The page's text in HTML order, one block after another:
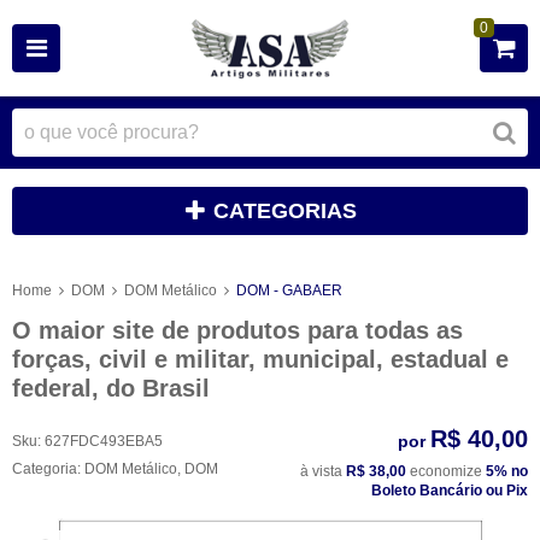
0
CATEGORIAS
Home DOM DOM Metálico DOM - GABAER
O maior site de produtos para todas as
forças, civil e militar, municipal, estadual e
federal, do Brasil
Sku: 627FDC493EBA5
Categoria: DOM Metálico DOM
por R$ 40,00
à vista R$ 38,00 economize 5% no
Boleto Bancário ou Pix